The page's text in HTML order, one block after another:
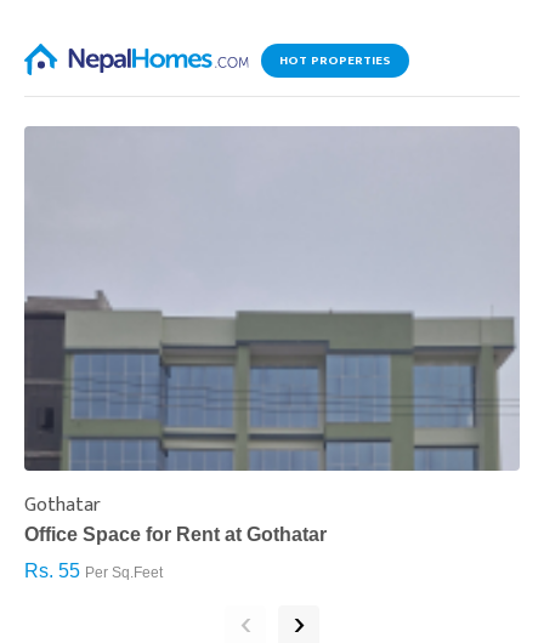
HOT PROPERTIES
Gothatar
Office Space for Rent at Gothatar
Rs. 55 Per Sq.Feet
‹ ›